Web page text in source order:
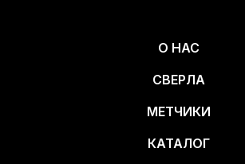
О НАС
СВЕРЛА
МЕТЧИКИ
КАТАЛОГ